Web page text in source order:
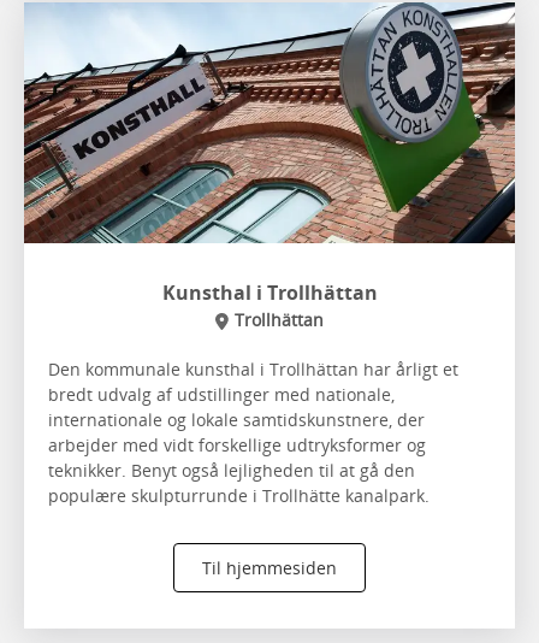
Kunsthal i Trollhättan
Trollhättan
Den kommunale kunsthal i Trollhättan har årligt et
bredt udvalg af udstillinger med nationale,
internationale og lokale samtidskunstnere, der
arbejder med vidt forskellige udtryksformer og
teknikker. Benyt også lejligheden til at gå den
populære skulpturrunde i Trollhätte kanalpark.
Til hjemmesiden